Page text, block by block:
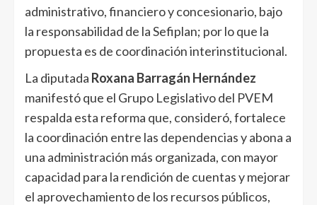
administrativo, financiero y concesionario, bajo
la responsabilidad de la Sefiplan; por lo que la
propuesta es de coordinación interinstitucional.
La diputada Roxana Barragán Hernández
manifestó que el Grupo Legislativo del PVEM
respalda esta reforma que, consideró, fortalece
la coordinación entre las dependencias y abona a
una administración más organizada, con mayor
capacidad para la rendición de cuentas y mejorar
el aprovechamiento de los recursos públicos,